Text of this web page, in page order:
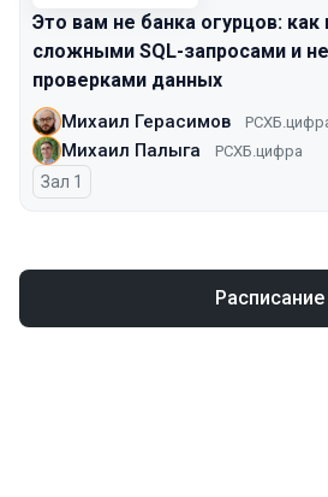
Это вам не банка огурцов:
сложными SQL-запросами и
проверками данных
Михаил Герасимов
Михаил Палыга РСХБ.цифра
Зал 1
Расписание